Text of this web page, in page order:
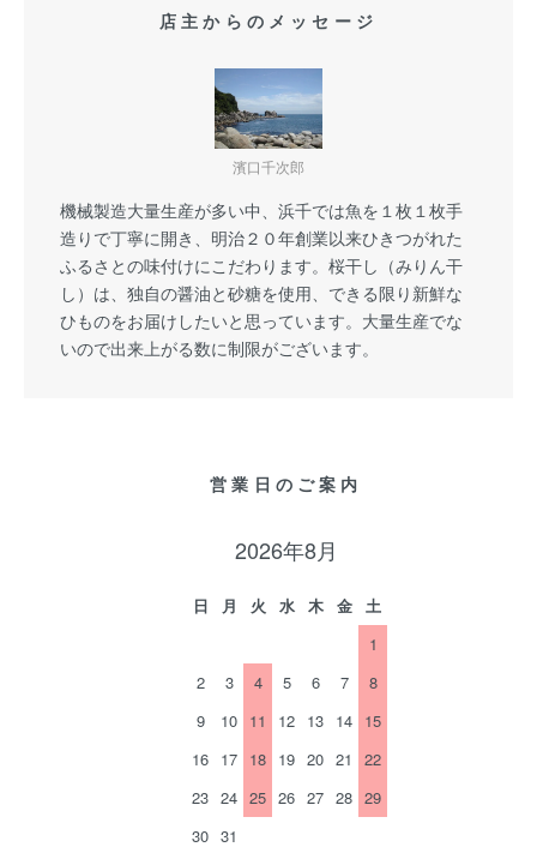
店主からのメッセージ
濱口千次郎
機械製造大量生産が多い中、浜千では魚を１枚１枚手
造りで丁寧に開き、明治２０年創業以来ひきつがれた
ふるさとの味付けにこだわります。桜干し（みりん干
し）は、独自の醤油と砂糖を使用、できる限り新鮮な
ひものをお届けしたいと思っています。大量生産でな
いので出来上がる数に制限がございます。
営業日のご案内
2026年8月
日 月 火 水 木 金
土
1
2
3 4 5 6 7
8
9
10 11 12 13 14 15
16 17 18 19 20 21
22
23 24 25 26 27 28 29
30 31